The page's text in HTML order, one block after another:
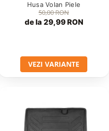
Husa Volan Piele
50,00 RON
de la 29,99 RON
VEZI VARIANTE